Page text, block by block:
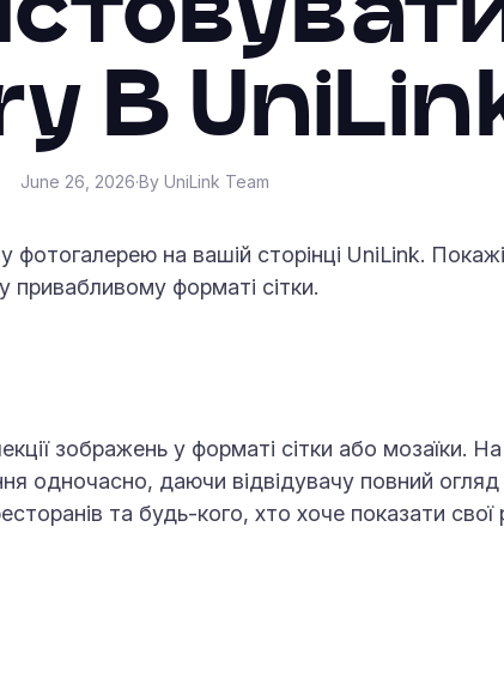
В
June 26, 2026·By UniLink Team
фотогалерею на вашій сторінці UniLink.
форматі сітки.
зображень у форматі сітки або мозаїки. На
одночасно, даючи відвідувачу повний
та будь-кого, хто хоче показати